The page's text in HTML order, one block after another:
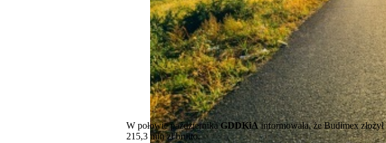
W połowie październikaGDDKiAinformowała, że Budimex
215,3 mln zł brutto.